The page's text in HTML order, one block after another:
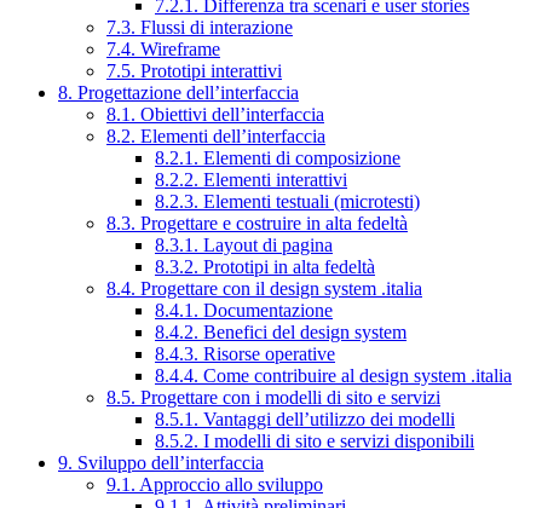
7.2.1. Differenza tra scenari e user stories
7.3. Flussi di interazione
7.4. Wireframe
7.5. Prototipi interattivi
8. Progettazione dell’interfaccia
8.1. Obiettivi dell’interfaccia
8.2. Elementi dell’interfaccia
8.2.1. Elementi di composizione
8.2.2. Elementi interattivi
8.2.3. Elementi testuali (microtesti)
8.3. Progettare e costruire in alta fedeltà
8.3.1. Layout di pagina
8.3.2. Prototipi in alta fedeltà
8.4. Progettare con il design system .italia
8.4.1. Documentazione
8.4.2. Benefici del design system
8.4.3. Risorse operative
8.4.4. Come contribuire al design system .italia
8.5. Progettare con i modelli di sito e servizi
8.5.1. Vantaggi dell’utilizzo dei modelli
8.5.2. I modelli di sito e servizi disponibili
9. Sviluppo dell’interfaccia
9.1. Approccio allo sviluppo